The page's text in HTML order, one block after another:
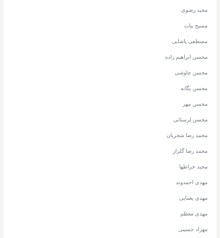
مجید رضوی
مسیح بیات
مصطفی پاشایی
محسن ابراهیم زاده
محسن چاوشی
محسن یگانه
محسن مهر
محسن لرستانی
محمد رضا شجریان
محمد رضا گلزار
مجید خراطها
مهدی احمدوند
مهدی یغمایی
مهدی معظم
مهراد حسینی